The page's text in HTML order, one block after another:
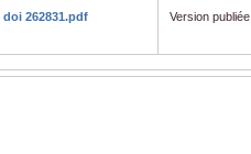
doi 262831.pdf
Version publiée